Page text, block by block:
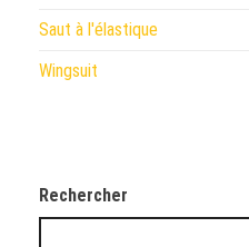
Saut à l'élastique
Wingsuit
Rechercher